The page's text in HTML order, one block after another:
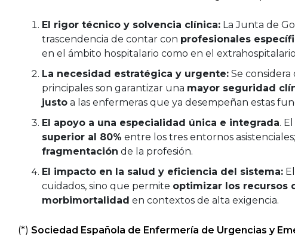
El rigor técnico y solvencia clínica: La Junta de
trascendencia de contar con profesionales
en el ámbito hospitalario como en el
La necesidad estratégica y urgente: Se
principales son garantizar una mayor seguridad
justo a las enfermeras que ya desempeñan estas
El apoyo a una especialidad única e integrada.
superior al 80% entre los tres entornos
fragmentación de la profesión.
El impacto en la salud y eficiencia del sistema:
cuidados, sino que permite optimizar los recursos
morbimortalidad en contextos de alta exigencia.
(*) Sociedad Española de Enfermería de Urgencias y